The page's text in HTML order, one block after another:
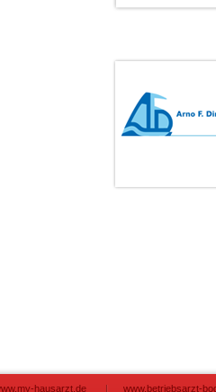
hausarzt.de www.betriebsarzt-